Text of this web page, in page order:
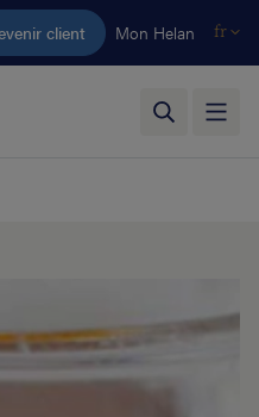
principal
client Mon Helan fr